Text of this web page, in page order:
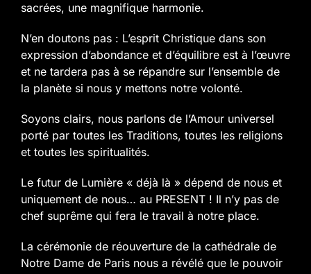
sacrées, une magnifique harmonie.
N’en doutons pas : L’esprit Christique dans son
expression d’abondance et d’équilibre est à l’œuvre
et ne tardera pas à se répandre sur l’ensemble de
la planète si nous y mettons notre volonté.
Soyons clairs, nous parlons de l’Amour universel
porté par toutes les Traditions, toutes les religions
et toutes les spiritualités.
Le futur de Lumière « déjà là » dépend de nous et
uniquement de nous… au PRESENT ! Il n’y pas de
chef suprême qui fera le travail à notre place.
La cérémonie de réouverture de la cathédrale de
Notre Dame de Paris nous a révélé que le pouvoir